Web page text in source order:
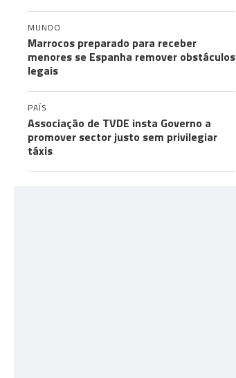
MUNDO
Marrocos preparado para receber
menores se Espanha remover obstáculos
legais
PAÍS
Associação de TVDE insta Governo a
promover sector justo sem privilegiar
táxis